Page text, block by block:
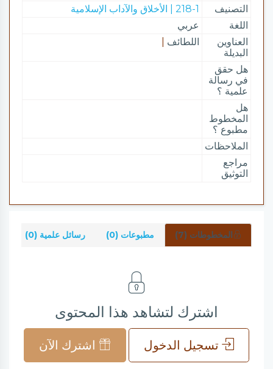
التصنيف
218-1 | الأخلاق والآداب الإسلامية
اللغة
عربي
العناوين
البديلة
اللطائف
هل حقق
في رسالة
علمية ؟
هل
المخطوط
مطبوع ؟
الملاحظات
مراجع
التوثيق
المخطوطات (7) مطبوعات (0) رسائل علمية (0)
اشترك لتشاهد هذا المحتوى
تسجيل الدخول اشترك الآن